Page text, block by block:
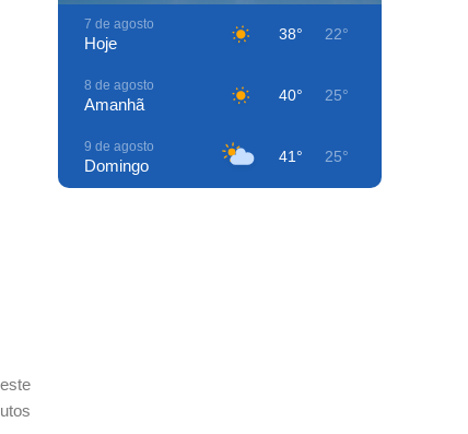
7 de agosto
Hoje 38° 22°
8 de agosto
Amanhã 40° 25°
9 de agosto
Domingo 41° 25°